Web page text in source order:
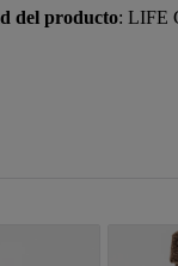
del producto: LIFE